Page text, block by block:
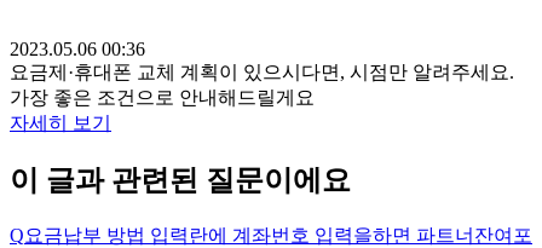
2023.05.06 00:36
요금제·휴대폰 교체 계획이 있으시다면, 시점만 알려주세요.
가장 좋은 조건으로 안내해드릴게요
자세히 보기
이 글과 관련된 질문이에요
Q요금납부 방법 입력란에 계좌번호 입력을하면 파트너잔여포